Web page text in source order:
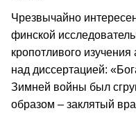
Чрезвычайно
финской
кропотливого
над диссертацией:
Зимней войны был
образом – заклятый